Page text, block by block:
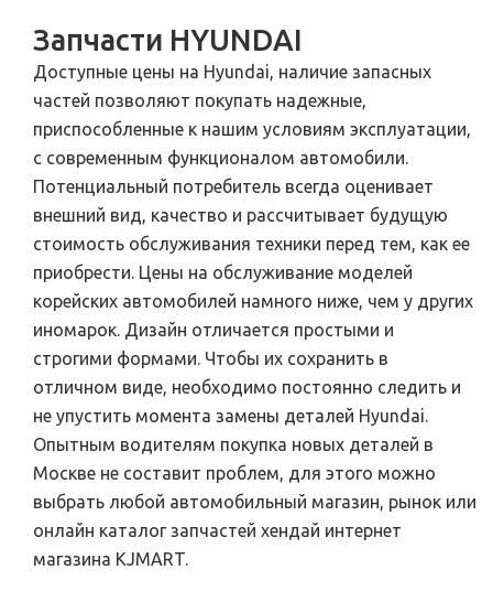
Запчасти HYUNDAI
Доступные цены на Hyundai, наличие запасных
частей позволяют покупать надежные,
приспособленные к нашим условиям эксплуатации,
с современным функционалом автомобили.
Потенциальный потребитель всегда оценивает
внешний вид, качество и рассчитывает будущую
стоимость обслуживания техники перед тем, как ее
приобрести. Цены на обслуживание моделей
корейских автомобилей намного ниже, чем у других
иномарок. Дизайн отличается простыми и
строгими формами. Чтобы их сохранить в
отличном виде, необходимо постоянно следить и
не упустить момента замены деталей Hyundai.
Опытным водителям покупка новых деталей в
Москве не составит проблем, для этого можно
выбрать любой автомобильный магазин, рынок или
онлайн каталог запчастей хендай интернет
магазина KJMART.